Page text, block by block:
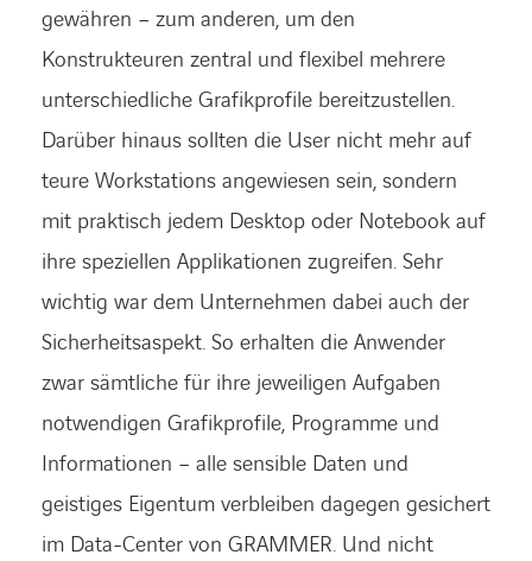
gewähren – zum anderen, um den
Konstrukteuren zentral und flexibel mehrere
unterschiedliche Grafikprofile bereitzustellen.
Darüber hinaus sollten die User nicht mehr auf
teure Workstations angewiesen sein, sondern
mit praktisch jedem Desktop oder Notebook auf
ihre speziellen Applikationen zugreifen. Sehr
wichtig war dem Unternehmen dabei auch der
Sicherheitsaspekt. So erhalten die Anwender
zwar sämtliche für ihre jeweiligen Aufgaben
notwendigen Grafikprofile, Programme und
Informationen – alle sensible Daten und
geistiges Eigentum verbleiben dagegen gesichert
im Data-Center von GRAMMER. Und nicht